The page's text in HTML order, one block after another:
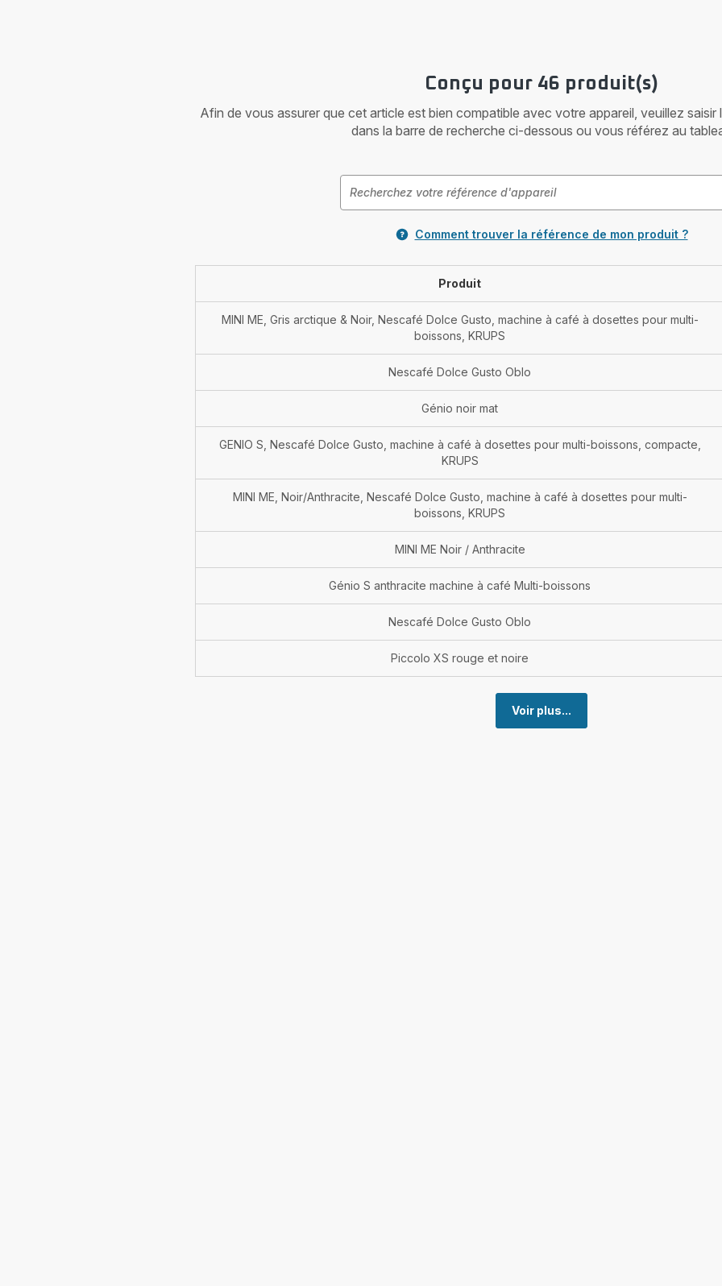
Conçu pour 46 produit(s)
Afin de vous assurer que cet article est bien compatible avec votre appareil, veuillez
dans la barre de recherche ci-dessous ou vous référez au
Comment trouver la référence de mon produit ?
Produit
MINI ME, Gris arctique & Noir, Nescafé Dolce Gusto, machine à café à dosettes pour multi-
boissons, KRUPS
Nescafé Dolce Gusto Oblo
Génio noir mat
GENIO S, Nescafé Dolce Gusto, machine à café à dosettes pour multi-boissons, compacte,
KRUPS
MINI ME, Noir/Anthracite, Nescafé Dolce Gusto, machine à café à dosettes pour multi-
boissons, KRUPS
MINI ME Noir / Anthracite
Génio S anthracite machine à café Multi-boissons
Nescafé Dolce Gusto Oblo
Piccolo XS rouge et noire
Voir plus...